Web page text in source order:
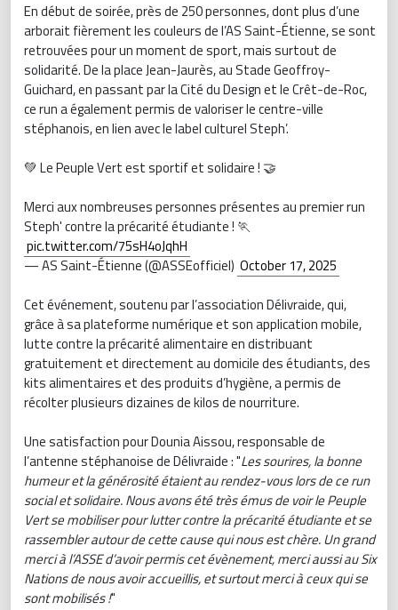
En début de soirée, près de 250 personnes, dont plus d’une
arborait fièrement les couleurs de l’AS Saint-Étienne, se sont
retrouvées pour un moment de sport, mais surtout de
solidarité. De la place Jean-Jaurès, au Stade Geoffroy-
Guichard, en passant par la Cité du Design et le Crêt-de-Roc,
ce run a également permis de valoriser le centre-ville
stéphanois, en lien avec le label culturel Steph’.
💚 Le Peuple Vert est sportif et solidaire ! 🤝
Merci aux nombreuses personnes présentes au premier run
Steph' contre la précarité étudiante ! 🏃
pic.twitter.com/75sH4oJqhH
— AS Saint-Étienne (@ASSEofficiel) October 17, 2025
Cet événement, soutenu par l’association Délivraide, qui,
grâce à sa plateforme numérique et son application mobile,
lutte contre la précarité alimentaire en distribuant
gratuitement et directement au domicile des étudiants, des
kits alimentaires et des produits d’hygiène, a permis de
récolter plusieurs dizaines de kilos de nourriture.
Une satisfaction pour Dounia Aissou, responsable de
l’antenne stéphanoise de Délivraide : "Les sourires, la bonne
humeur et la générosité étaient au rendez-vous lors de ce run
social et solidaire. Nous avons été très émus de voir le Peuple
Vert se mobiliser pour lutter contre la précarité étudiante et se
rassembler autour de cette cause qui nous est chère. Un grand
merci à l’ASSE d’avoir permis cet évènement, merci aussi au Six
Nations de nous avoir accueillis, et surtout merci à ceux qui se
sont mobilisés !"